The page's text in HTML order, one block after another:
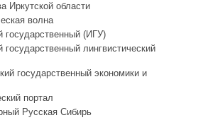
Иркутской области
волна
государственный (ИГУ)
государственный лингвистический
государственный экономики и
портал
Русская Сибирь